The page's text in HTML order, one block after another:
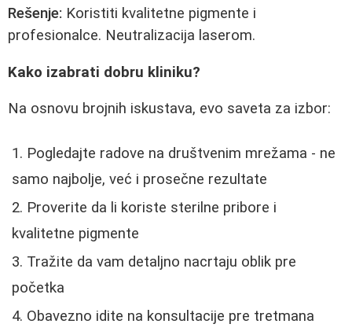
Rešenje: Koristiti kvalitetne pigmente i
profesionalce. Neutralizacija laserom.
Kako izabrati dobru kliniku?
Na osnovu brojnih iskustava, evo saveta za izbor:
Pogledajte radove na društvenim mrežama - ne
samo najbolje, već i prosečne rezultate
Proverite da li koriste sterilne pribore i
kvalitetne pigmente
Tražite da vam detaljno nacrtaju oblik pre
početka
Obavezno idite na konsultacije pre tretmana